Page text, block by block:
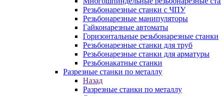
Резьбонарезные станки с ЧПУ
Резьбонарезные манипуляторы
Гайконарезные автоматы
Горизонтальные резьбонарезные станки
Резьбонарезные станки для труб
Резьбонарезные станки для арматуры
Резьбонакатные станки
Разрезные станки по металлу
Назад
Разрезные станки по металлу